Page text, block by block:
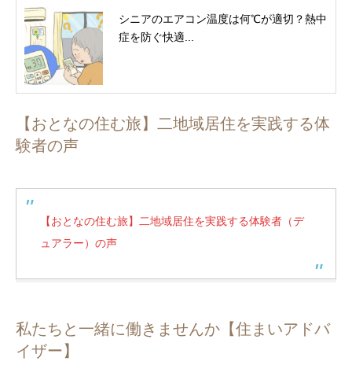
シニアのエアコン温度は何℃が適切？熱中
症を防ぐ快適...
【おとなの住む旅】二地域居住を実践する体
験者の声
【おとなの住む旅】二地域居住を実践する体験者（デ
ュアラー）の声
私たちと一緒に働きませんか【住まいアドバ
イザー】